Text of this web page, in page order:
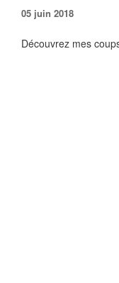
05 juin 2018
Découvrez mes